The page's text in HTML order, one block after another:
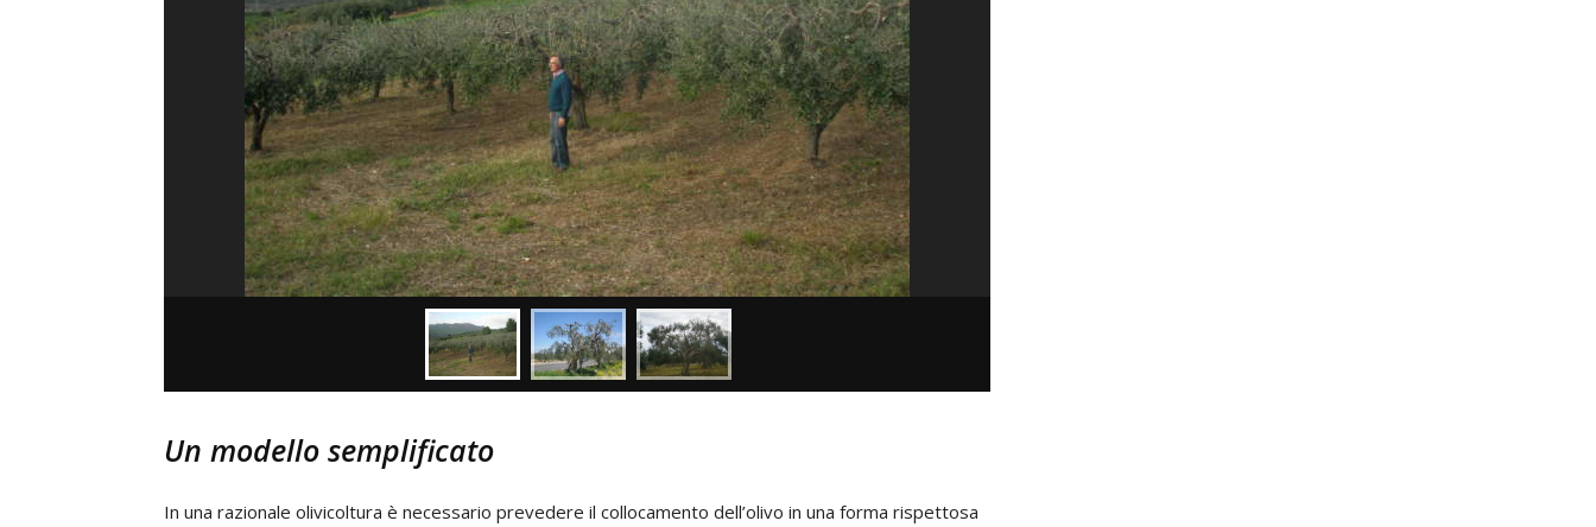
Un modello semplificato
In una razionale olivicoltura è necessario prevedere il collocamento dell’olivo in una forma rispettosa